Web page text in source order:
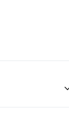
você estudar de